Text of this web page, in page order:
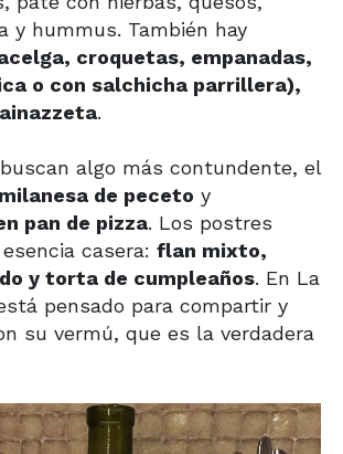
y hummus. También hay
croquetas, empanadas,
o con salchicha parrillera),
.
algo más contundente, el
milanesa de peceto y
pan de pizza. Los postres
casera: flan mixto,
y torta de cumpleaños. En La
pensado para compartir y
su vermú, que es la verdadera